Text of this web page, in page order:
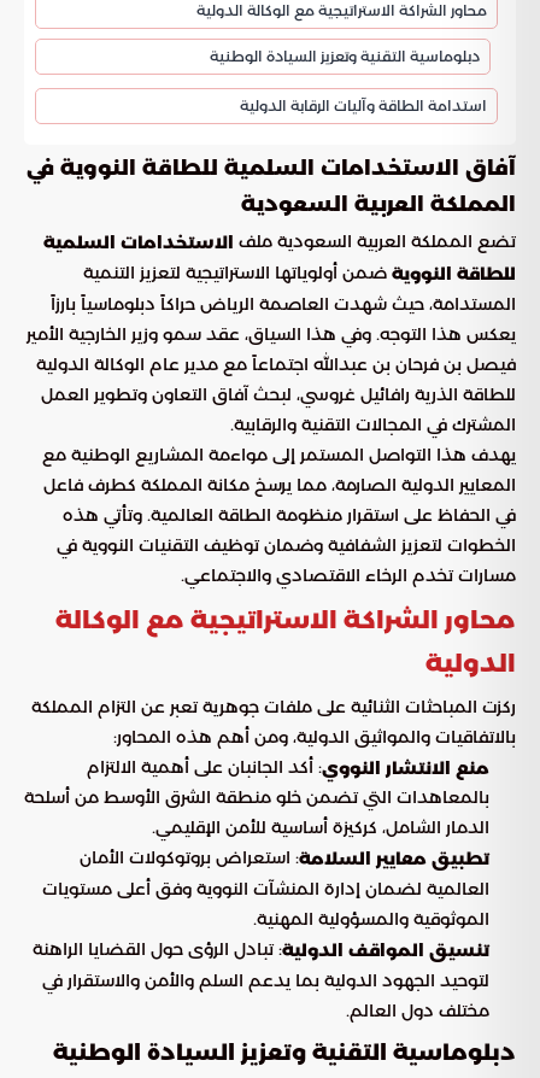
محاور الشراكة الاستراتيجية مع الوكالة الدولية
دبلوماسية التقنية وتعزيز السيادة الوطنية
استدامة الطاقة وآليات الرقابة الدولية
آفاق الاستخدامات السلمية للطاقة النووية في
المملكة العربية السعودية
تضع المملكة العربية السعودية ملف الاستخدامات السلمية
للطاقة النووية ضمن أولوياتها الاستراتيجية لتعزيز التنمية
المستدامة، حيث شهدت العاصمة الرياض حراكاً دبلوماسياً بارزاً
يعكس هذا التوجه. وفي هذا السياق، عقد سمو وزير الخارجية الأمير
فيصل بن فرحان بن عبدالله اجتماعاً مع مدير عام الوكالة الدولية
للطاقة الذرية رافائيل غروسي، لبحث آفاق التعاون وتطوير العمل
المشترك في المجالات التقنية والرقابية.
يهدف هذا التواصل المستمر إلى مواءمة المشاريع الوطنية مع
المعايير الدولية الصارمة، مما يرسخ مكانة المملكة كطرف فاعل
في الحفاظ على استقرار منظومة الطاقة العالمية. وتأتي هذه
الخطوات لتعزيز الشفافية وضمان توظيف التقنيات النووية في
مسارات تخدم الرخاء الاقتصادي والاجتماعي.
محاور الشراكة الاستراتيجية مع الوكالة
الدولية
ركزت المباحثات الثنائية على ملفات جوهرية تعبر عن التزام المملكة
بالاتفاقيات والمواثيق الدولية، ومن أهم هذه المحاور:
منع الانتشار النووي: أكد الجانبان على أهمية الالتزام
بالمعاهدات التي تضمن خلو منطقة الشرق الأوسط من أسلحة
الدمار الشامل، كركيزة أساسية للأمن الإقليمي.
تطبيق معايير السلامة: استعراض بروتوكولات الأمان
العالمية لضمان إدارة المنشآت النووية وفق أعلى مستويات
الموثوقية والمسؤولية المهنية.
تنسيق المواقف الدولية: تبادل الرؤى حول القضايا الراهنة
لتوحيد الجهود الدولية بما يدعم السلم والأمن والاستقرار في
مختلف دول العالم.
دبلوماسية التقنية وتعزيز السيادة الوطنية